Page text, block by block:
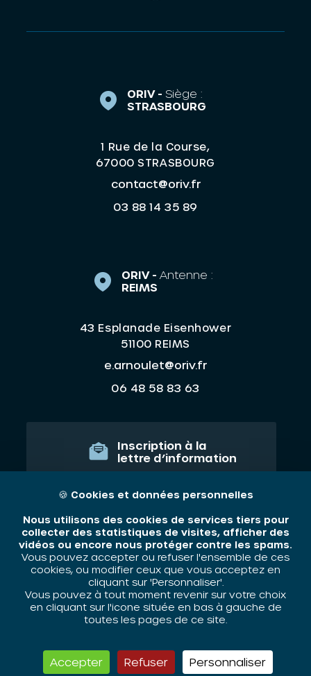
ORIV - Siège :
STRASBOURG
1 Rue de la Course,
67000 STRASBOURG
contact@oriv.fr
03 88 14 35 89
ORIV - Antenne :
REIMS
43 Esplanade Eisenhower
51100 REIMS
e.arnoulet@oriv.fr
06 48 58 83 63
Inscription à la
lettre d’information
JE M'ABONNE
Qui sommes nous ?
Nos thématiques
Contact
🍪 Cookies et données personnelles
Nous utilisons des cookies de services tiers pour
collecter des statistiques de visites, afficher des
vidéos ou encore nous protéger contre les spams.
Vous pouvez accepter ou refuser l'ensemble de ces
cookies, ou modifier ceux que vous acceptez en
cliquant sur 'Personnaliser'.
Vous pouvez à tout moment revenir sur votre choix
en cliquant sur l'icone située en bas à gauche de
toutes les pages de ce site.
Accepter Refuser Personnaliser